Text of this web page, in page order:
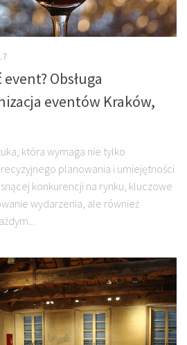
Obsługa
eventów Kraków,
która wymaga nie tylko
planowania i umiejętności
konkurencji na rynku, kluczowe
wydarzenia, ale również